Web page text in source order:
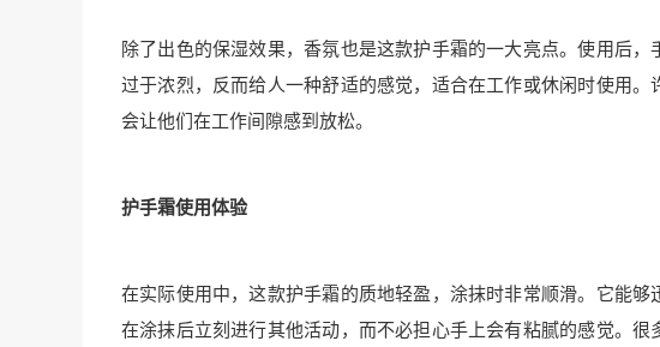
除了出色的保湿效果，香氛也是这款护手霜的一大亮点。使用后
过于浓烈，反而给人一种舒适的感觉，适合在工作或休闲时使用
会让他们在工作间隙感到放松。
护手霜使用体验
在实际使用中，这款护手霜的质地轻盈，涂抹时非常顺滑。它能
在涂抹后立刻进行其他活动，而不必担心手上会有粘腻的感觉。